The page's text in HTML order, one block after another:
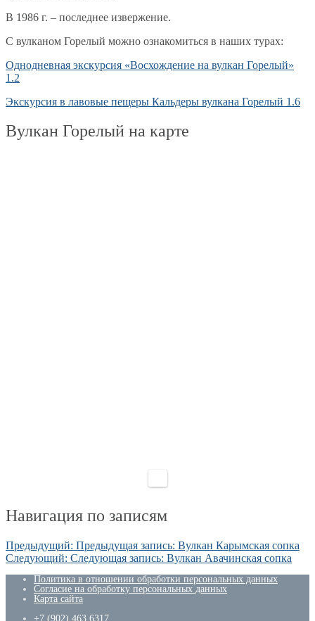
В 1986 г. – последнее извержение.
С вулканом Горелый можно ознакомиться в наших турах:
Однодневная экскурсия «Восхождение на вулкан Горелый»
1.2
Экскурсия в лавовые пещеры Кальдеры вулкана Горелый 1.6
Вулкан Горелый на карте
Навигация по записям
Предыдущий: Предыдущая запись: Вулкан Карымская сопка
Следующий: Следующая запись: Вулкан Авачинская сопка
Политика в отношении обработки персональных данных
Согласие на обработку персональных данных
Карта сайта
+7 (902) 463 6317